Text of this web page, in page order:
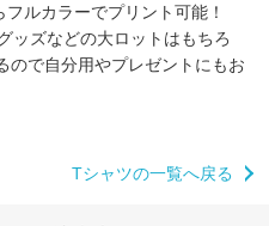
ルカラーでプリント可能！
ッズなどの大ロットはもちろ
ので自分用やプレゼントにもお
Tシャツの一覧へ戻る